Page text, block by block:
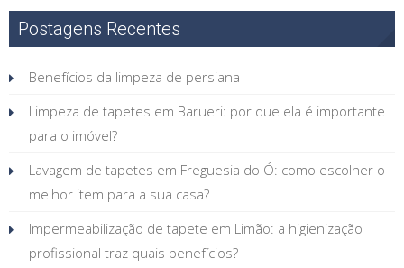
Postagens Recentes
Benefícios da limpeza de persiana
Limpeza de tapetes em Barueri: por que ela é importante
para o imóvel?
Lavagem de tapetes em Freguesia do Ó: como escolher o
melhor item para a sua casa?
Impermeabilização de tapete em Limão: a higienização
profissional traz quais benefícios?